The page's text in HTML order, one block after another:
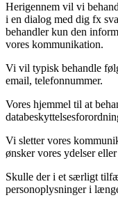
Herigennem vil vi
i en dialog med dig fx
behandler kun den
vores kommunikation.
Vi vil typisk behandle
email, telefonnummer.
Vores hjemmel til at
Vi sletter vores
ønsker vores ydelser
Skulle der i et særligt
personoplysninger i